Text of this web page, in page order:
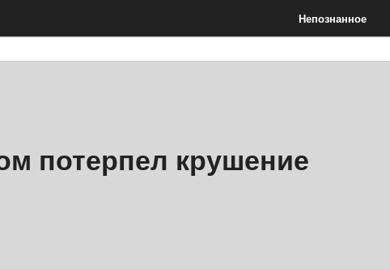
Непознанное
потерпел крушение